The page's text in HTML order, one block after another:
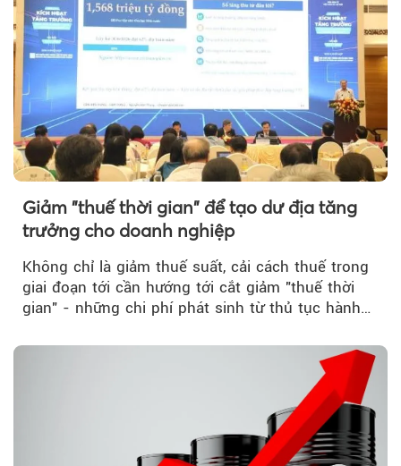
Giảm "thuế thời gian" để tạo dư địa tăng
trưởng cho doanh nghiệp
Không chỉ là giảm thuế suất, cải cách thuế trong
giai đoạn tới cần hướng tới cắt giảm "thuế thời
gian" - những chi phí phát sinh từ thủ tục hành